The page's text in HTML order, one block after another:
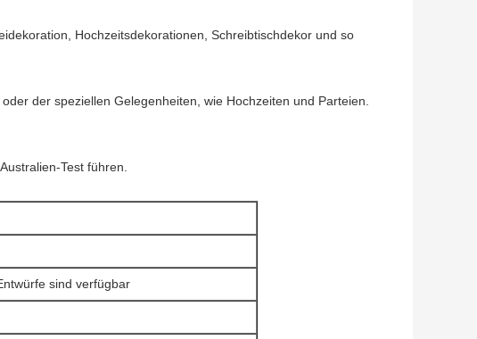
Hochzeitsdekorationen, Schreibtischdekor und so
der speziellen Gelegenheiten, wie Hochzeiten und Parteien.
Test führen.
sind verfügbar